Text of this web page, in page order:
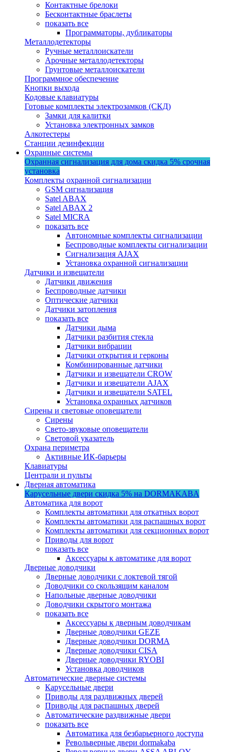
Контактные брелоки
Бесконтактные браслеты
показать все
Программаторы, дубликаторы
Металлодетекторы
Ручные металлоискатели
Арочные металлодетекторы
Грунтовые металлоискатели
Программное обеспечение
Кнопки выхода
Кодовые клавиатуры
Готовые комплекты электрозамков (СКД)
Замки для калитки
Установка электронных замков
Алкотестеры
Станции дезинфекции
Охранные системы
Охранная сигнализация для дома скидка 5% срочная
установка
Комплекты охранной сигнализации
GSM сигнализация
Satel ABAX
Satel ABAX 2
Satel MICRA
показать все
Автономные комплекты сигнализации
Беспроводные комплекты сигнализации
Сигнализация AJAX
Установка охранной сигнализации
Датчики и извещатели
Датчики движения
Беспроводные датчики
Оптические датчики
Датчики затопления
показать все
Датчики дыма
Датчики разбития стекла
Датчики вибрации
Датчики открытия и герконы
Комбинированные датчики
Датчики и извещатели CROW
Датчики и извещатели AJAX
Датчики и извещатели SATEL
Установка охранных датчиков
Сирены и световые оповещатели
Сирены
Свето-звуковые оповещатели
Световой указатель
Охрана периметра
Активные ИК-барьеры
Клавиатуры
Централи и пульты
Дверная автоматика
Карусельные двери скидка 5% на DORMAKABA
Автоматика для ворот
Комплекты автоматики для откатных ворот
Комплекты автоматики для распашных ворот
Комплекты автоматики для секционных ворот
Приводы для ворот
показать все
Аксессуары к автоматике для ворот
Дверные доводчики
Дверные доводчики с локтевой тягой
Доводчики со скользящим каналом
Напольные дверные доводчики
Доводчики скрытого монтажа
показать все
Аксессуары к дверным доводчикам
Дверные доводчики GEZE
Дверные доводчики DORMA
Дверные доводчики CISA
Дверные доводчики RYOBI
Установка доводчиков
Автоматические дверные системы
Карусельные двери
Приводы для раздвижных дверей
Приводы для распашных дверей
Автоматические раздвижные двери
показать все
Автоматика для безбарьерного доступа
Револьверные двери dormakaba